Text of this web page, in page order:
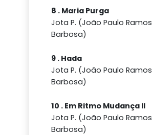
8 . Maria Purga
Jota P. (João Paulo Ramos
Barbosa)
9 . Hada
Jota P. (João Paulo Ramos
Barbosa)
10 . Em Ritmo Mudança II
Jota P. (João Paulo Ramos
Barbosa)